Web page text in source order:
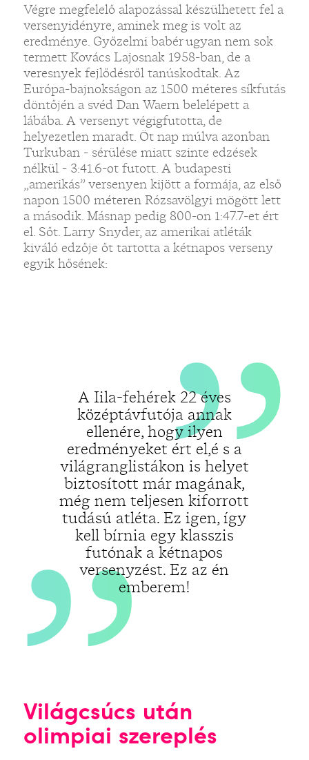
Végre megfelelő alapozással készülhetett fel a
versenyidényre, aminek meg is volt az
eredménye. Győzelmi babér ugyan nem sok
termett Kovács Lajosnak 1958-ban, de a
veresnyek fejlődésről tanúskodtak. Az
Európa-bajnokságon az 1500 méteres síkfutás
döntőjén a svéd Dan Waern belelépett a
lábába. A versenyt végigfutotta, de
helyezetlen maradt. Öt nap múlva azonban
Turkuban - sérülése miatt szinte edzések
nélkül - 3:41.6-ot futott. A budapesti
„amerikás” versenyen kijött a formája, az első
napon 1500 méteren Rózsavölgyi mögött lett
a második. Másnap pedig 800-on 1:47.7-et ért
el. Sőt. Larry Snyder, az amerikai atléták
kiváló edzője őt tartotta a kétnapos verseny
egyik hősének:
A Iila-fehérek 22 éves
középtávfutója annak
ellenére, hogy ilyen
eredményeket ért el,é s a
világranglistákon is helyet
biztosított már magának,
még nem teljesen kiforrott
tudású atléta. Ez igen, így
kell bírnia egy klasszis
futónak a kétnapos
versenyzést. Ez az én
emberem!
„
„
Világcsúcs után
olimpiai szereplés